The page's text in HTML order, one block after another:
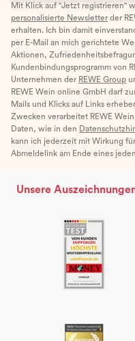
Mit Klick auf "Jetzt registrieren"
personalisierte Newsletter der
erhalten. Ich bin damit
per E-Mail an mich gerichtete
Aktionen,
Kundenbindungsprogramm von
Unternehmen der REWE Group
REWE Wein online GmbH darf
Mails und Klicks auf Links
Zwecken verarbeitet REWE
Daten, wie in den
kann ich jederzeit mit Wirkung
Abmeldelink am Ende eines
Unsere